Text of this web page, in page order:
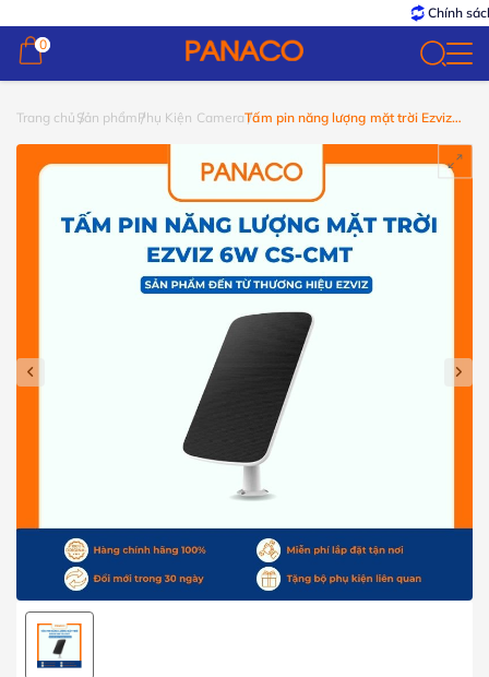
Chính sách
0
0
Trang chủ Sản phẩmPhụ Kiện CameraTấm pin năng lượng mặt trời Ezviz